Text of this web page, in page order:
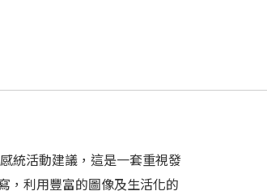
統活動建議，這是一套重視發
，利用豐富的圖像及生活化的